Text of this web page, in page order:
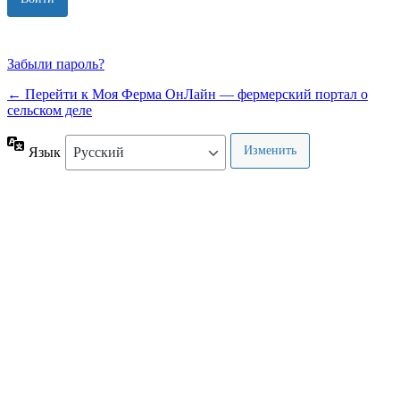
Забыли пароль?
← Перейти к Моя Ферма ОнЛайн — фермерский портал о
сельском деле
Язык